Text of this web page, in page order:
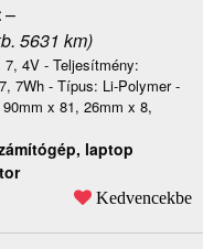
–
5631 km)
7, 4V - Teljesítmény:
7Wh - Típus: Li-Polymer -
x 81, 26mm x 8,
laptop
Kedvencekbe